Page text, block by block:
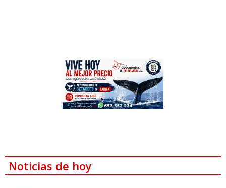
Noticias de hoy